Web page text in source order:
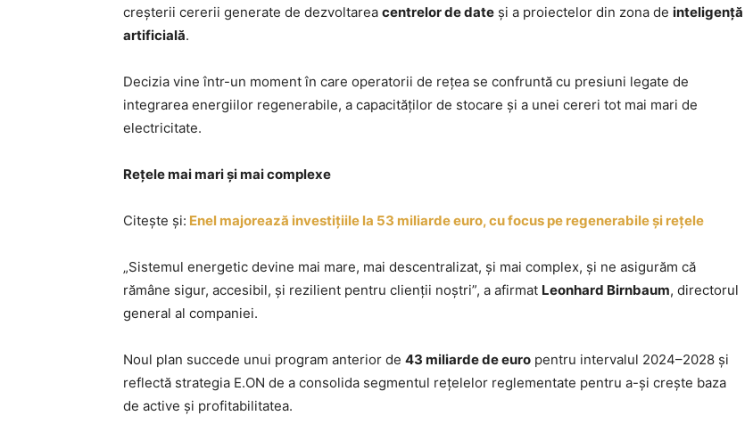
creșterii cererii generate de dezvoltarea centrelor de date și a proiectelor din zona de inteligență
artificială.
Decizia vine într-un moment în care operatorii de rețea se confruntă cu presiuni legate de
integrarea energiilor regenerabile, a capacităților de stocare și a unei cereri tot mai mari de
electricitate.
Rețele mai mari și mai complexe
Citește și: Enel majorează investițiile la 53 miliarde euro, cu focus pe regenerabile și rețele
„Sistemul energetic devine mai mare, mai descentralizat, şi mai complex, şi ne asigurăm că
rămâne sigur, accesibil, şi rezilient pentru clienţii noştri”, a afirmat Leonhard Birnbaum, directorul
general al companiei.
Noul plan succede unui program anterior de 43 miliarde de euro pentru intervalul 2024–2028 și
reflectă strategia E.ON de a consolida segmentul rețelelor reglementate pentru a-și crește baza
de active și profitabilitatea.